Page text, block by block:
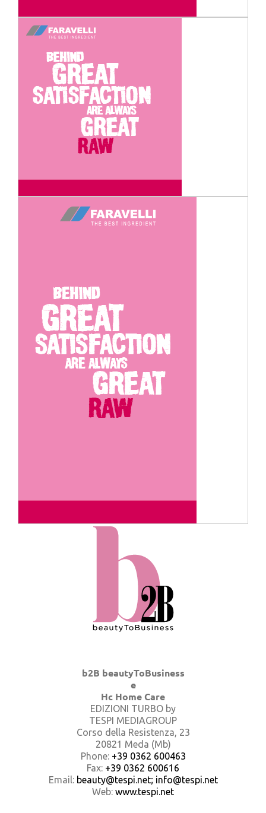
b2B beautyToBusiness
e
Hc Home Care
EDIZIONI TURBO by
TESPI MEDIAGROUP
Corso della Resistenza, 23
20821 Meda (Mb)
Phone: +39 0362 600463
Fax: +39 0362 600616
Email: beauty@tespi.net; info@tespi.net
Web: www.tespi.net